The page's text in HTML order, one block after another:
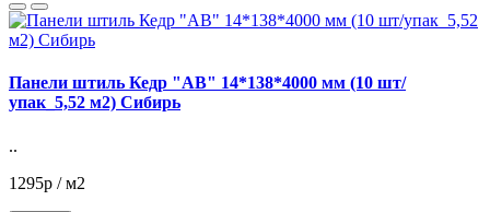
Панели штиль Кедр "АВ" 14*138*4000 мм (10 шт/
упак_5,52 м2) Сибирь
..
1295р / м2